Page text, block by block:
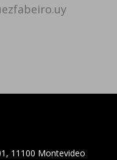
11100 Montevideo